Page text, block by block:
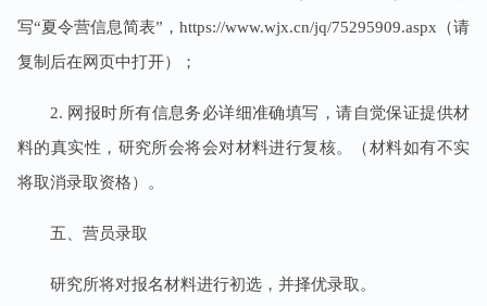
写“夏令营信息简表”，https://www.wjx.cn/jq/75295909.aspx （请
复制后在网页中打开）；
2. 网报时所有信息务必详细准确填写，请自觉保证提供材
料的真实性，研究所会将会对材料进行复核。（材料如有不实
将取消录取资格）。
五、营员录取
研究所将对报名材料进行初选，并择优录取。